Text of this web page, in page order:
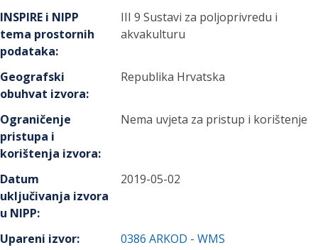
INSPIRE i NIPP
tema prostornih
podataka:
III 9 Sustavi za poljoprivredu i
akvakulturu
Geografski
obuhvat izvora:
Republika Hrvatska
Ograničenje
pristupa i
korištenja izvora:
Nema uvjeta za pristup i korištenje
Datum
uključivanja izvora
u NIPP:
2019-05-02
Upareni izvor: 0386 ARKOD - WMS